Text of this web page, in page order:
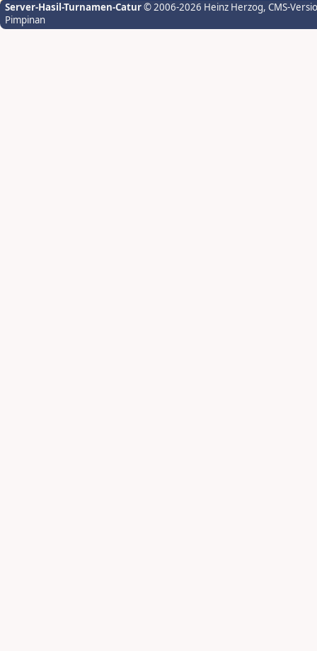
Server-Hasil-Turnamen-Catur© 2006-2026 Heinz Herzog, CMS-
Pimpinan